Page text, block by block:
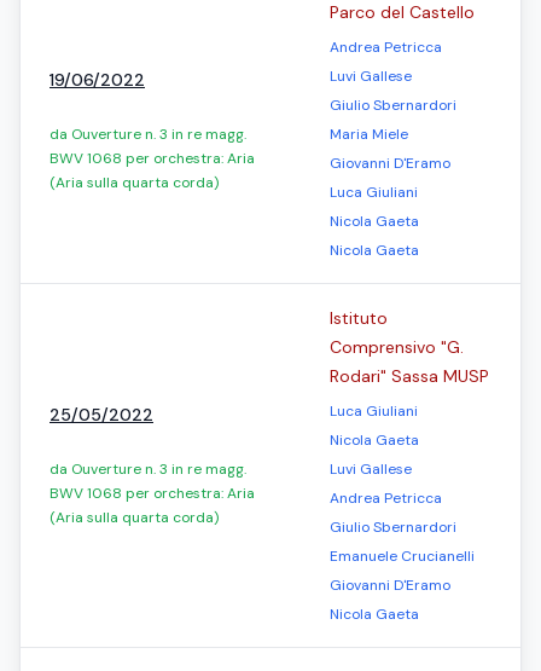
19/06/2022
da Ouverture n. 3 in re magg.
BWV 1068 per orchestra: Aria
(Aria sulla quarta corda)
Parco del Castello
Andrea Petricca
Luvi Gallese
Giulio Sbernardori
Maria Miele
Giovanni D'Eramo
Luca Giuliani
Nicola Gaeta
Nicola Gaeta
25/05/2022
da Ouverture n. 3 in re magg.
BWV 1068 per orchestra: Aria
(Aria sulla quarta corda)
Istituto
Comprensivo "G.
Rodari" Sassa MUSP
Luca Giuliani
Nicola Gaeta
Luvi Gallese
Andrea Petricca
Giulio Sbernardori
Emanuele Crucianelli
Giovanni D'Eramo
Nicola Gaeta